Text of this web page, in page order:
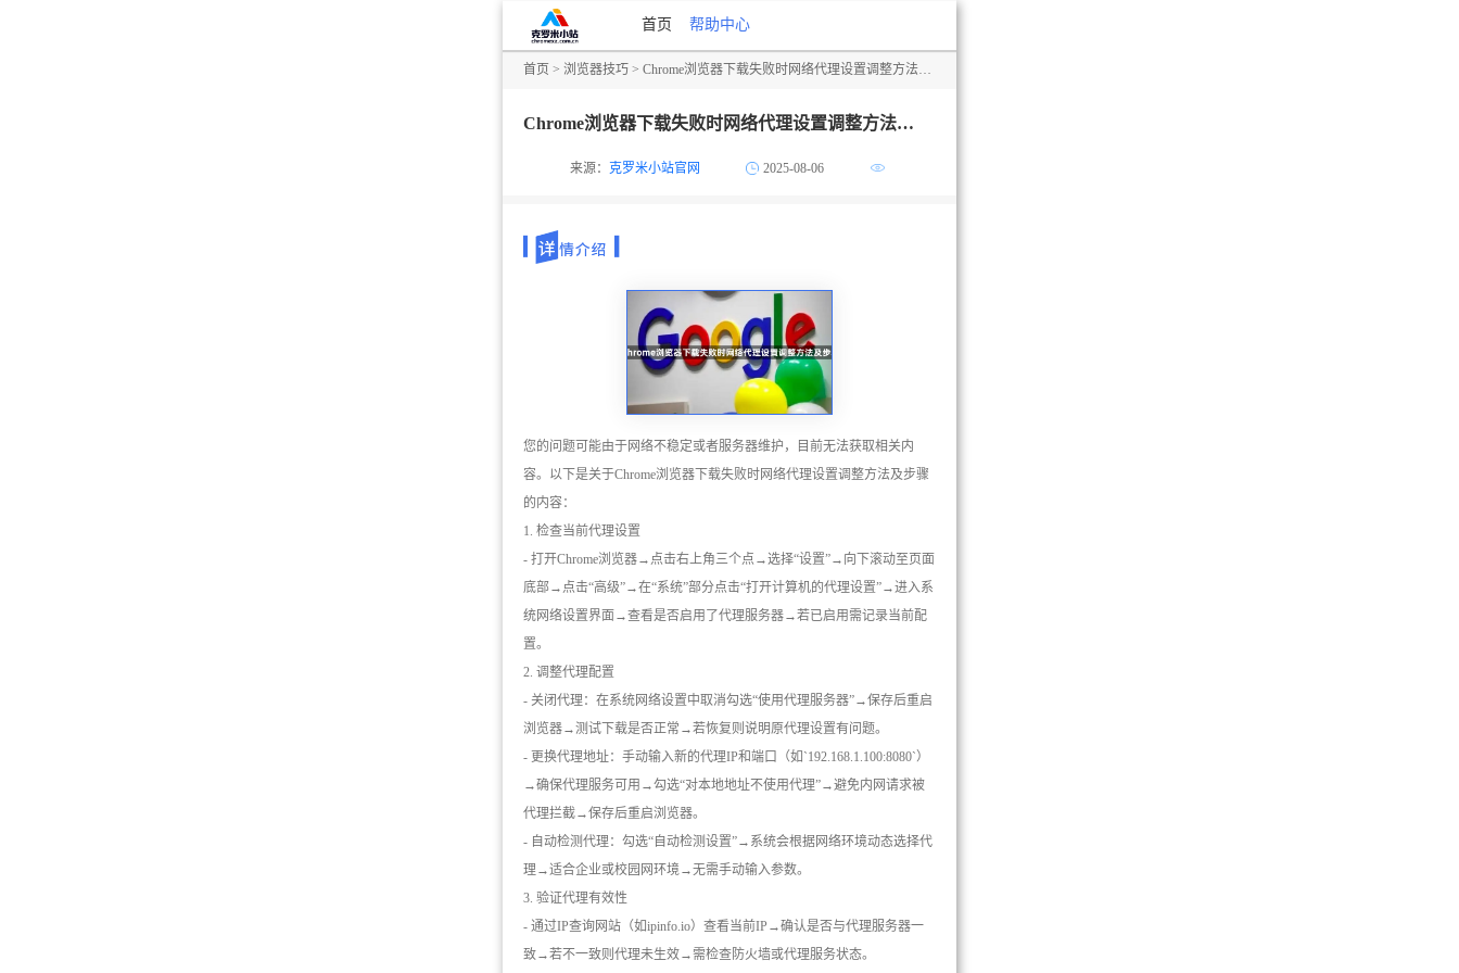
首页 帮助中心
首页 > 浏览器技巧 > Chrome浏览器下载失败时网络代理设置调整方法及步骤
Chrome浏览器下载失败时网络代理设置调整方法及步骤
来源： 克罗米小站官网 2025-08-06
您的问题可能由于网络不稳定或者服务器维护，目前无法获取相关内
容。以下是关于Chrome浏览器下载失败时网络代理设置调整方法及步骤
的内容：
1. 检查当前代理设置
- 打开Chrome浏览器→点击右上角三个点→选择“设置”→向下滚动至页面
底部→点击“高级”→在“系统”部分点击“打开计算机的代理设置”→进入系
统网络设置界面→查看是否启用了代理服务器→若已启用需记录当前配
置。
2. 调整代理配置
- 关闭代理：在系统网络设置中取消勾选“使用代理服务器”→保存后重启
浏览器→测试下载是否正常→若恢复则说明原代理设置有问题。
- 更换代理地址：手动输入新的代理IP和端口（如`192.168.1.100:8080`）
→确保代理服务可用→勾选“对本地地址不使用代理”→避免内网请求被
代理拦截→保存后重启浏览器。
- 自动检测代理：勾选“自动检测设置”→系统会根据网络环境动态选择代
理→适合企业或校园网环境→无需手动输入参数。
3. 验证代理有效性
- 通过IP查询网站（如ipinfo.io）查看当前IP→确认是否与代理服务器一
致→若不一致则代理未生效→需检查防火墙或代理服务状态。